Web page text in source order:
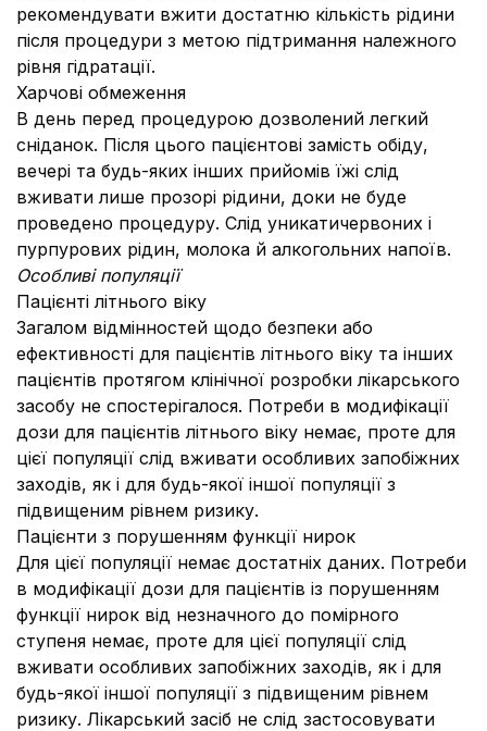
рекомендувати вжити достатню кількість рідини
після процедури з метою підтримання належного
рівня гідратації.
Харчові обмеження
В день перед процедурою дозволений легкий
сніданок. Після цього пацієнтові замість обіду,
вечері та будь-яких інших прийомів їжі слід
вживати лише прозорі рідини, доки не буде
проведено процедуру. Слід уникатичервоних і
пурпурових рідин, молока й алкогольних напоїв.
Особливі популяції
Пацієнті літнього віку
Загалом відмінностей щодо безпеки або
ефективності для пацієнтів літнього віку та інших
пацієнтів протягом клінічної розробки лікарського
засобу не спостерігалося. Потреби в модифікації
дози для пацієнтів літнього віку немає, проте для
цієї популяції слід вживати особливих запобіжних
заходів, як і для будь-якої іншої популяції з
підвищеним рівнем ризику.
Пацієнти з порушенням функції нирок
Для цієї популяції немає достатніх даних. Потреби
в модифікації дози для пацієнтів із порушенням
функції нирок від незначного до помірного
ступеня немає, проте для цієї популяції слід
вживати особливих запобіжних заходів, як і для
будь-якої іншої популяції з підвищеним рівнем
ризику. Лікарський засіб не слід застосовувати